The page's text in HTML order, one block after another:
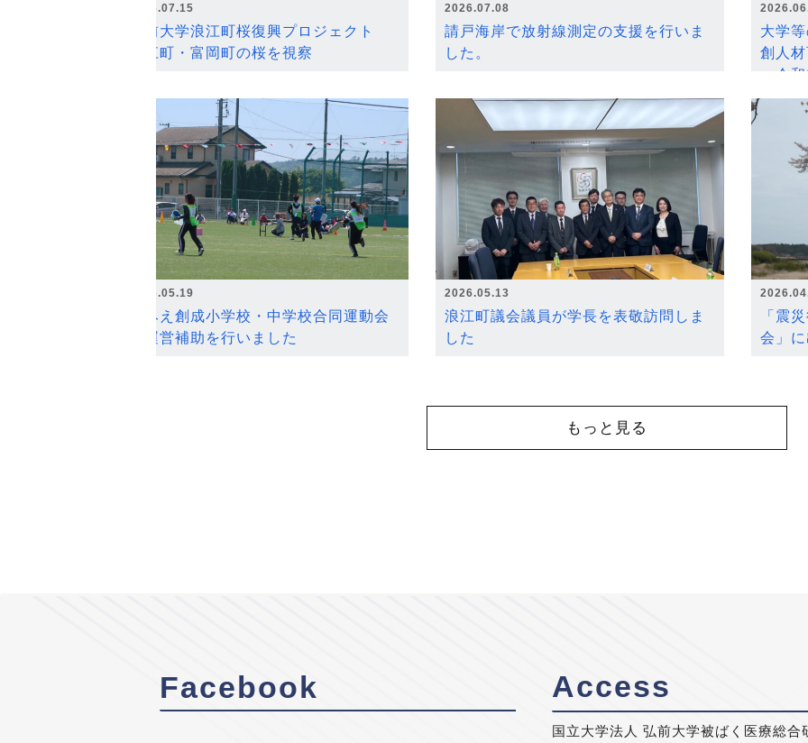
2026.07.15
弘前大学浪江町桜復興プロジェクト
浪江町・富岡町の桜を視察
2026.07.08
請戸海岸で放射線測定の支援を行いま
した。
大学
創人
～令
2026.05.19
なみえ創成小学校・中学校合同運動会
の運営補助を行いました
2026.05.13
浪江町議会議員が学長を表敬訪問しま
した
「震
会」
もっと見る
Facebook Access
国立大学法人 弘前大学被ばく医療総合